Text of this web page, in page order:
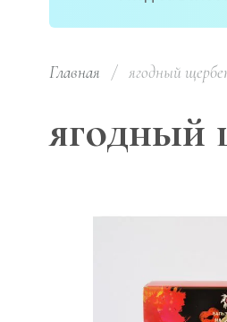
Главная /
ягодный
ягодный